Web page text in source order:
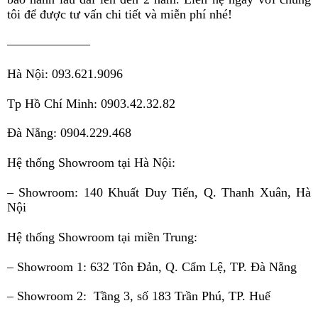
tôi để được tư vấn chi tiết và miễn phí nhé!
——————–
Hà Nội: 093.621.9096
Tp Hồ Chí Minh: 0903.42.32.82
Đà Nẵng: 0904.229.468
Hệ thống Showroom tại Hà Nội:
– Showroom: 140 Khuất Duy Tiến, Q. Thanh Xuân, Hà
Nội
Hệ thống Showroom tại miền Trung:
– Showroom 1: 632 Tôn Đản, Q. Cẩm Lệ, TP. Đà Nẵng
– Showroom 2: Tầng 3, số 183 Trần Phú, TP. Huế